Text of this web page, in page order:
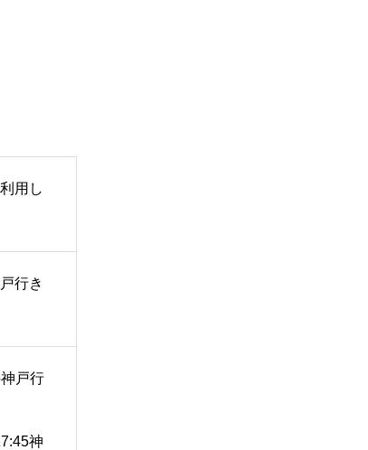
用し
行き
戸行
神